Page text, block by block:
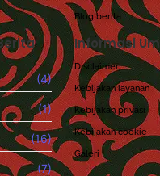
Blog berita
(4)
(1)
(16)
(7)
Informasi
Disclaimer
Kebijakan layanan
Kebijakan privasi
Kebijakan cookie
Galeri